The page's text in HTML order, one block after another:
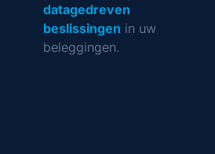
datagedreven
beslissingen in uw
beleggingen.